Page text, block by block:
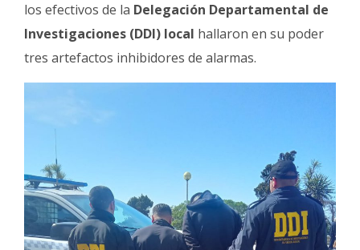
los efectivos de la Delegación Departamental de
Investigaciones (DDI) local hallaron en su poder
tres artefactos inhibidores de alarmas.